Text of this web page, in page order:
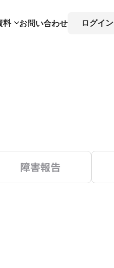
料 お問い合わせ ログイン
障害報告